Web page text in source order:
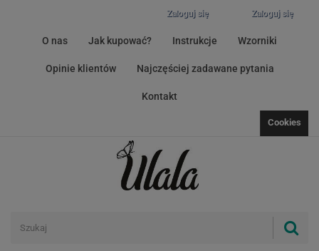
Zaloguj się
Zaloguj się
O nas Jak kupować? Instrukcje Wzorniki
Opinie klientów Najczęściej zadawane pytania
Kontakt
Cookies